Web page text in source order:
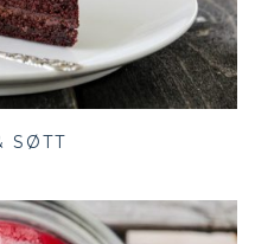
SØTT